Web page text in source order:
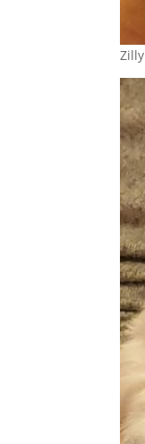
Zilly